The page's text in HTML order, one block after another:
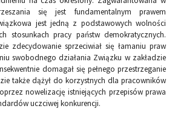
się jest fundamentalnym prawem
jest jedną z podstawowych wolności
stosunkach pracy państw demokratycznych.
zdecydowanie sprzeciwiał się łamaniu praw
swobodnego działania Związku w zakładzie
domagał się pełnego przestrzeganie
także dążył do korzystnych dla pracowników
nowelizację istniejących przepisów prawa
uczciwej konkurencji.